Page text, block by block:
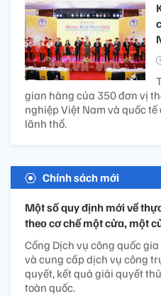
gian hàng của 350 đơn vị
nghiệp Việt Nam và quốc
lãnh thổ.
Chính sách mới
Một số quy định mới về
theo cơ chế một cửa, một
Cổng Dịch vụ công quốc
và cung cấp dịch vụ công
quyết, kết quả giải quyết
toàn quốc.